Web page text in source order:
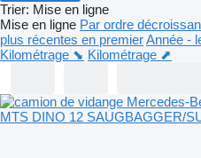
Trier: Mise en ligne
Mise en ligne Par ordre
plus récentes en premierAnnée -
Kilométrage ⬊ Kilométrage ⬈